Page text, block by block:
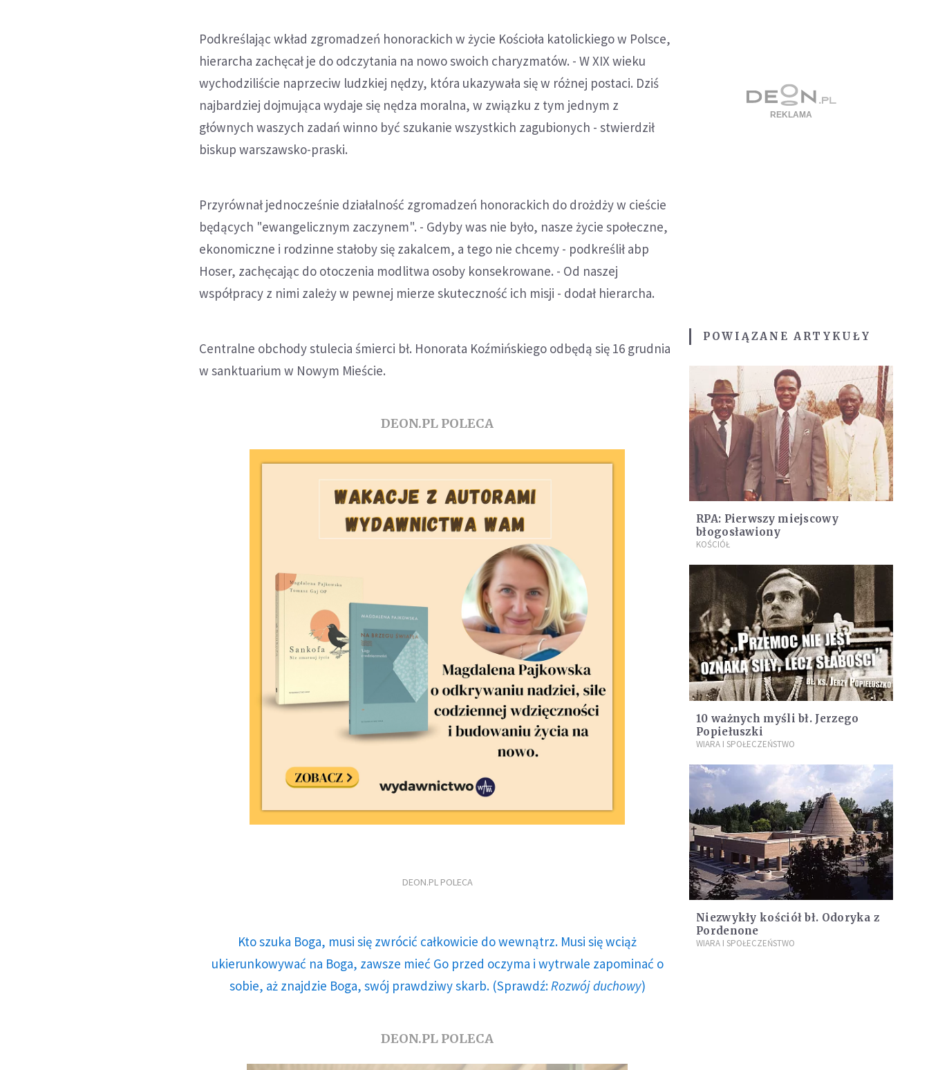
Podkreślając wkład zgromadzeń honorackich w życie Kościoła katolickiego w Polsce,
hierarcha zachęcał je do odczytania na nowo swoich charyzmatów. - W XIX wieku
wychodziliście naprzeciw ludzkiej nędzy, która ukazywała się w różnej postaci. Dziś
najbardziej dojmująca wydaje się nędza moralna, w związku z tym jednym z
głównych waszych zadań winno być szukanie wszystkich zagubionych - stwierdził
biskup warszawsko-praski.
Przyrównał jednocześnie działalność zgromadzeń honorackich do drożdży w cieście
będących "ewangelicznym zaczynem". - Gdyby was nie było, nasze życie społeczne,
ekonomiczne i rodzinne stałoby się zakalcem, a tego nie chcemy - podkreślił abp
Hoser, zachęcając do otoczenia modlitwa osoby konsekrowane. - Od naszej
współpracy z nimi zależy w pewnej mierze skuteczność ich misji - dodał hierarcha.
Centralne obchody stulecia śmierci bł. Honorata Koźmińskiego odbędą się 16 grudnia
w sanktuarium w Nowym Mieście.
DEON.PL POLECA
DEON.PL POLECA
Kto szuka Boga, musi się zwrócić całkowicie do wewnątrz. Musi się wciąż
ukierunkowywać na Boga, zawsze mieć Go przed oczyma i wytrwale zapominać o
sobie, aż znajdzie Boga, swój prawdziwy skarb. (Sprawdź: Rozwój duchowy)
DEON.PL POLECA
POWIĄZANE ARTYKUŁY
RPA: Pierwszy miejscowy
błogosławiony
KOŚCIÓŁ
10 ważnych myśli bł. Jerzego
Popiełuszki
WIARA I SPOŁECZEŃSTWO
Niezwykły kościół bł. Odoryka z
Pordenone
WIARA I SPOŁECZEŃSTWO